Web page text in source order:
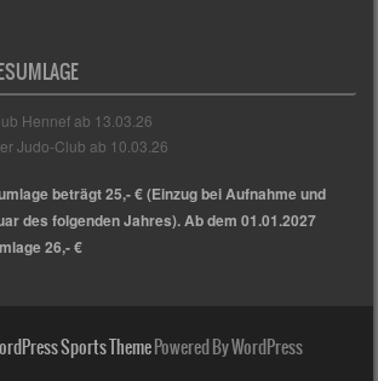
Hennef ab 13.03.26
Judo-Club ab 10.03.26
beträgt 25,- € (Einzug bei Aufnahme und
des folgenden Jahres). Ab dem 01.01.2027
26,- €
Sports ThemePowered By WordPress